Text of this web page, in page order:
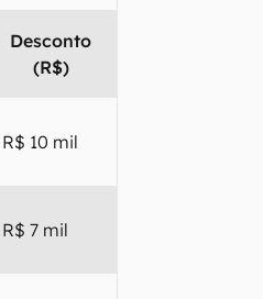
Desconto
(R$)
R$ 10 mil
R$ 7 mil